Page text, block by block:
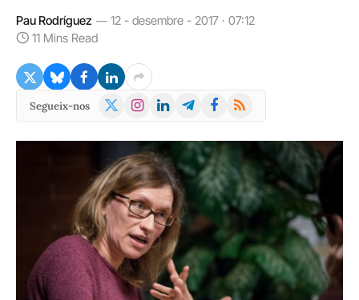
Pau Rodríguez
12 - desembre - 2017 · 07:12
11 Mins Read
Segueix-nos
X
Instagram
LinkedInTelegramFacebook
RSS